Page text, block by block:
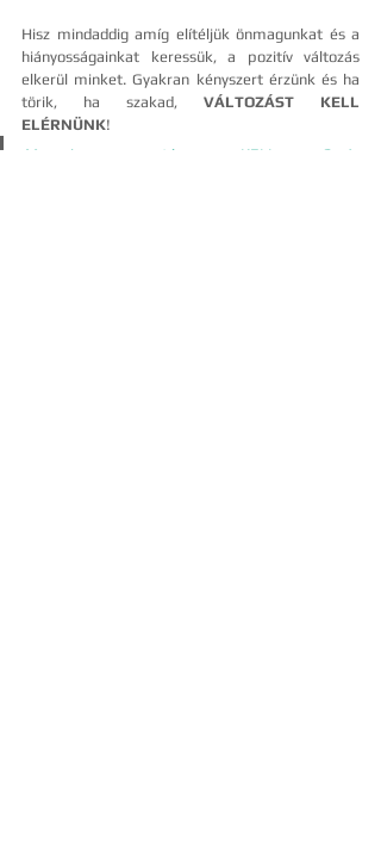
Hisz mindaddig amíg elítéljük önmagunkat és a
hiányosságainkat keressük, a pozitív változás
elkerül minket. Gyakran kényszert érzünk és ha
törik, ha szakad, VÁLTOZÁST KELL
ELÉRNÜNK!
Mennyire nyomasztó ez a KELL, nem? Az